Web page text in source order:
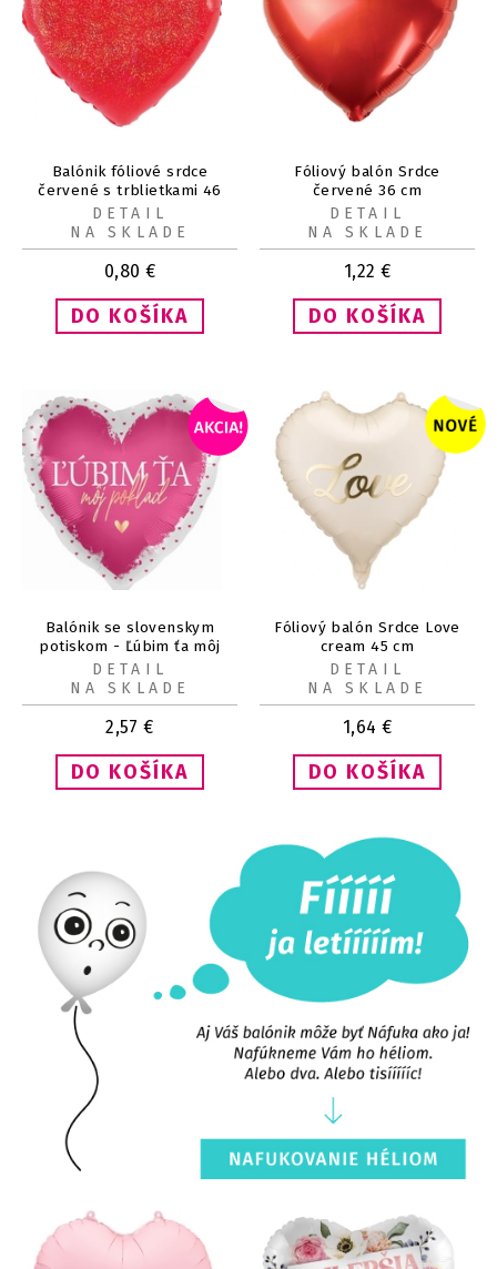
Balónik fóliové srdce
červené s trblietkami 46
cm
0,80 €
DETAIL
NA SKLADE
Fóliový balón Srdce
červené 36 cm
1,22 €
DETAIL
NA SKLADE
Balónik se slovenskym
potiskom - Ľúbim ťa môj
poklad
2,57 €
DETAIL
NA SKLADE
Fóliový balón Srdce Love
cream 45 cm
1,64 €
DETAIL
NA SKLADE